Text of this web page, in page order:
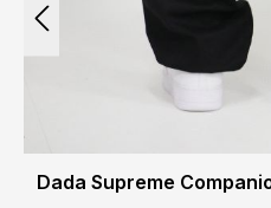
Dada Supreme